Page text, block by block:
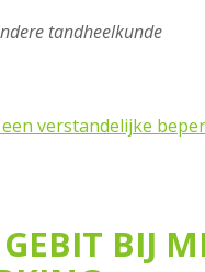
tandheelkunde
verstandelijke
BIJ